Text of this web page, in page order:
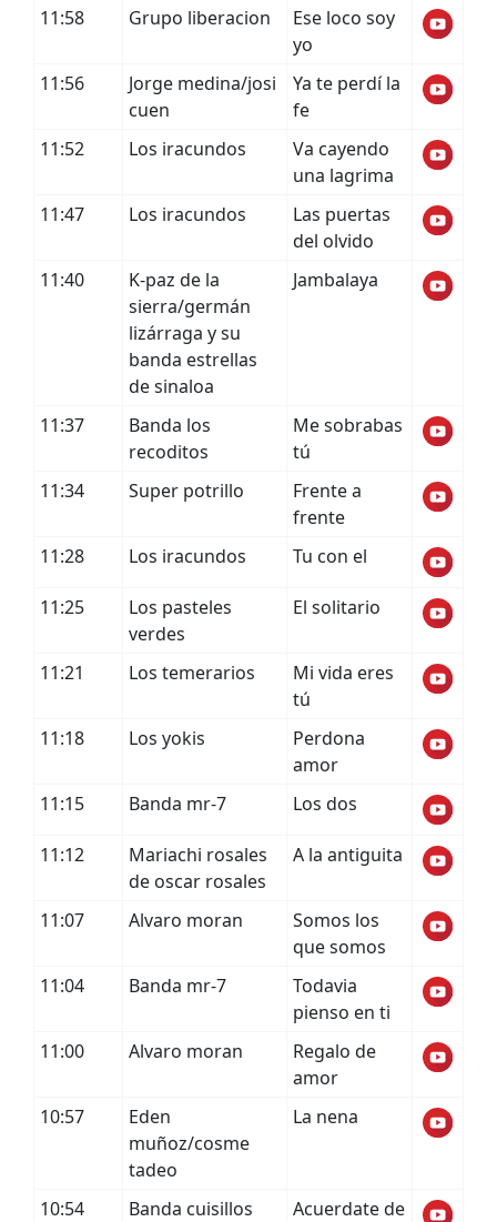
11:58 Grupo liberacion
Ese loco soy
yo
11:56
Jorge medina/josi
cuen
Ya te perdí la
fe
11:52
Los iracundos
Va cayendo
una lagrima
11:47
Los iracundos
Las puertas
del olvido
11:40
K-paz de la
sierra/germán
lizárraga y su
banda estrellas
de sinaloa
Jambalaya
11:37
Banda los
recoditos
Me sobrabas
tú
11:34
Super potrillo
Frente a
frente
11:28
Los iracundos Tu con el
11:25
Los pasteles
verdes
El solitario
11:21 Los temerarios
Mi vida eres
tú
11:18
Los yokis
Perdona
amor
11:15
Banda mr-7 Los dos
11:12
Mariachi rosales
de oscar rosales
A la antiguita
11:07 Alvaro moran
Somos los
que somos
11:04
Banda mr-7
Todavia
pienso en ti
11:00
Alvaro moran
Regalo de
amor
10:57
Eden
muñoz/cosme
tadeo
La nena
10:54 Banda cuisillos
Acuerdate de